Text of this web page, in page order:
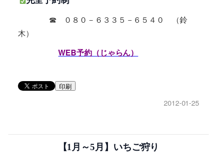
☎ ０８０－６３３５－６５４０ （鈴
木）
WEB予約（じゃらん）
印刷
2012-01-25
【1月～5月】いちご狩り